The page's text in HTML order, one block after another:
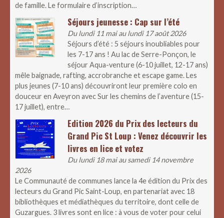
de famille. Le formulaire d’inscription…
Séjours jeunesse : Cap sur l’été
Du lundi 11 mai au lundi 17 août 2026
Séjours d’été : 5 séjours inoubliables pour
les 7-17 ans ! Au lac de Serre-Ponçon, le
séjour Aqua-venture (6-10 juillet, 12-17 ans)
mêle baignade, rafting, accrobranche et escape game. Les
plus jeunes (7-10 ans) découvriront leur première colo en
douceur en Aveyron avec Sur les chemins de l’aventure (15-
17 juillet), entre…
Edition 2026 du Prix des lecteurs du
Grand Pic St Loup : Venez découvrir les
livres en lice et votez
Du lundi 18 mai au samedi 14 novembre
2026
Le Communauté de communes lance la 4e édition du Prix des
lecteurs du Grand Pic Saint-Loup, en partenariat avec 18
bibliothèques et médiathèques du territoire, dont celle de
Guzargues. 3 livres sont en lice : à vous de voter pour celui